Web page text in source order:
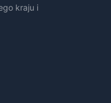
kraju i